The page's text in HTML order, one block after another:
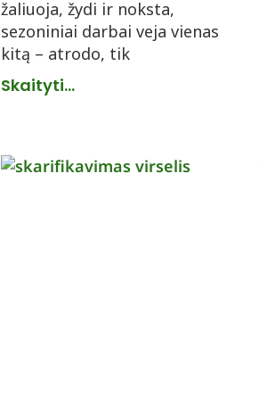
žaliuoja, žydi ir noksta,
sezoniniai darbai veja vienas
kitą – atrodo, tik
Skaityti...